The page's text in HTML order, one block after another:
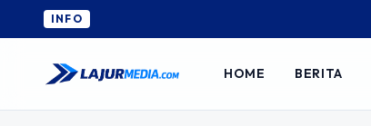
INFO
HOME BERITA